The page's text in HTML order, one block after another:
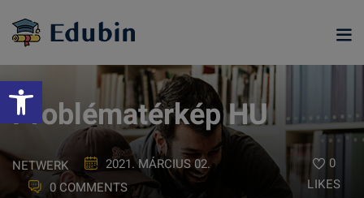
Eszköztár megnyitása
content
Problématérkép HU
NETWERK
2021. MÁRCIUS 02.
0 COMMENTS
0
LIKES